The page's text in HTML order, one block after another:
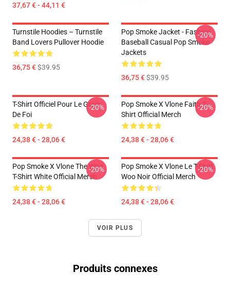
37,67 € - 44,11 €
Turnstile Hoodies – Turnstile
Band Lovers Pullover Hoodie
36,75 €$39.95
Pop Smoke Jacket - Fashion
Baseball Casual Pop Smoke
Jackets
36,75 €$39.95
-20%
T-Shirt Officiel Pour Le Grain
De Foi
24,38 € - 28,06 €
-20%
Pop Smoke X Vlone Faith T-
Shirt Official Merch
24,38 € - 28,06 €
-20%
Pop Smoke X Vlone The Woo
T-Shirt White Official Mersh
24,38 € - 28,06 €
-20%
Pop Smoke X Vlone Le T-Shirt
Woo Noir Official Merch
24,38 € - 28,06 €
-20%
VOIR PLUS
Produits connexes